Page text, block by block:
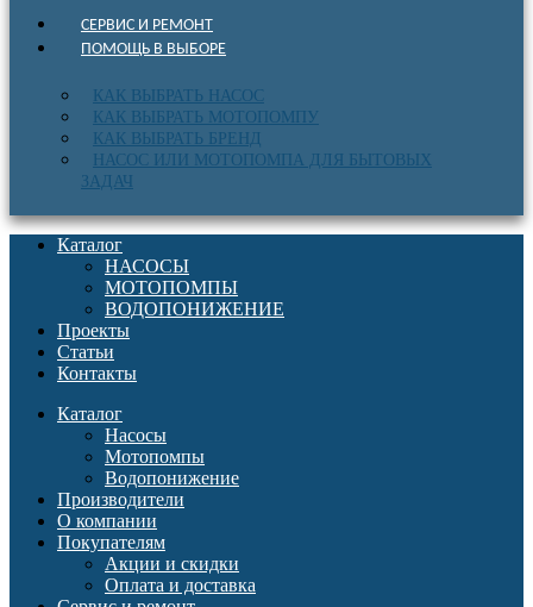
СЕРВИС И РЕМОНТ
ПОМОЩЬ В ВЫБОРЕ
КАК ВЫБРАТЬ НАСОС
КАК ВЫБРАТЬ МОТОПОМПУ
КАК ВЫБРАТЬ БРЕНД
НАСОС ИЛИ МОТОПОМПА ДЛЯ БЫТОВЫХ
ЗАДАЧ
Каталог
НАСОСЫ
МОТОПОМПЫ
ВОДОПОНИЖЕНИЕ
Проекты
Статьи
Контакты
Каталог
Насосы
Мотопомпы
Водопонижение
Производители
О компании
Покупателям
Акции и скидки
Оплата и доставка